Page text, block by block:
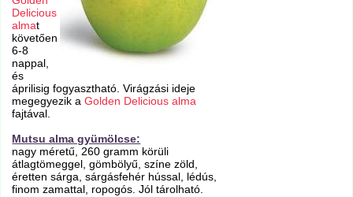
Delicious
almat
követően
6-8
nappal,
és
áprilisig fogyasztható. Virágzási ideje
megegyezik aGolden Delicious alma
fajtával.
Mutsu alma gyümölcse:
nagy méretű, 260 gramm körüli
átlagtömeggel, gömbölyű, színe zöld,
éretten sárga, sárgásfehér hússal, lédús,
finom zamattal, ropogós. Jól tárolható.